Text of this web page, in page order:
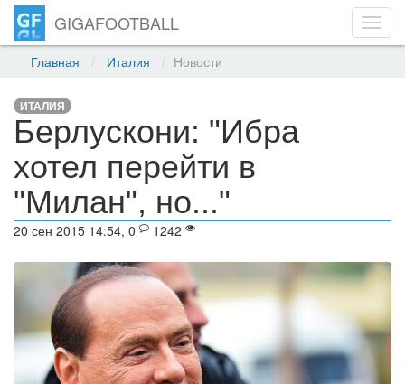
GIGAFOOTBALL
Главная Италия Новости
ИТАЛИЯ
Берлускони: "Ибра
хотел перейти в
"Милан", но..."
20 сен 2015 14:54, 0 1242